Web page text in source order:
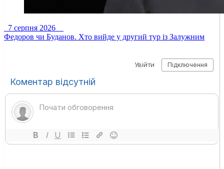
7 серпня 2026
Федоров чи Буданов. Хто вийде у другий тур із Залужним